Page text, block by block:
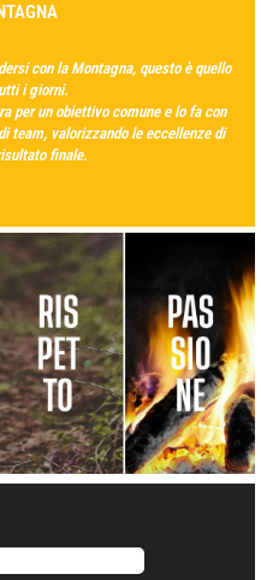
con la Montagna, questo è quello
i giorni.
per un obiettivo comune e lo fa con
team, valorizzando le eccellenze di
finale.